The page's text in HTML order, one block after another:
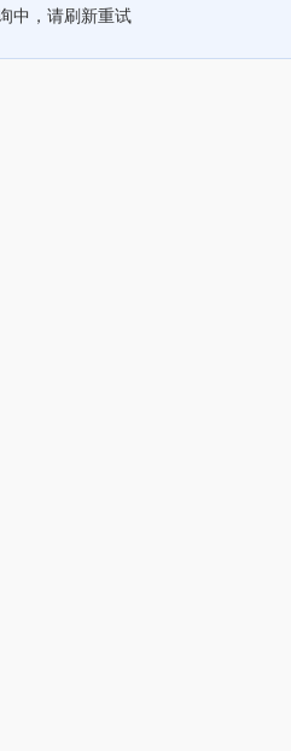
中，请刷新重试